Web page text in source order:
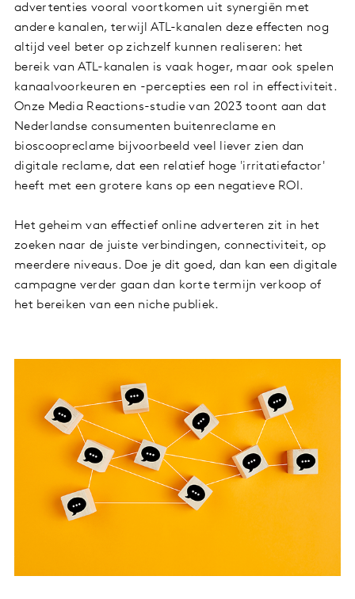
advertenties vooral voortkomen uit synergiën met
andere kanalen, terwijl ATL-kanalen deze effecten nog
altijd veel beter op zichzelf kunnen realiseren: het
bereik van ATL-kanalen is vaak hoger, maar ook spelen
kanaalvoorkeuren en -percepties een rol in effectiviteit.
Onze Media Reactions-studie van 2023 toont aan dat
Nederlandse consumenten buitenreclame en
bioscoopreclame bijvoorbeeld veel liever zien dan
digitale reclame, dat een relatief hoge 'irritatiefactor'
heeft met een grotere kans op een negatieve ROI.
Het geheim van effectief online adverteren zit in het
zoeken naar de juiste verbindingen, connectiviteit, op
meerdere niveaus. Doe je dit goed, dan kan een digitale
campagne verder gaan dan korte termijn verkoop of
het bereiken van een niche publiek.